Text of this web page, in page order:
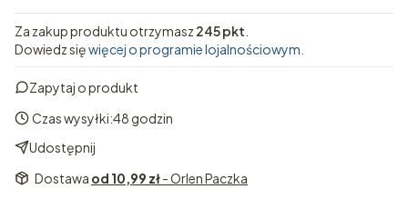
Za zakup produktu otrzymasz 245 pkt
Dowiedz sięwięcej o programie lojalnościowym.
Zapytaj o produkt
Czas wysyłki:48 godzin
Udostępnij
Dostawa od 10,99 zł- Orlen Paczka